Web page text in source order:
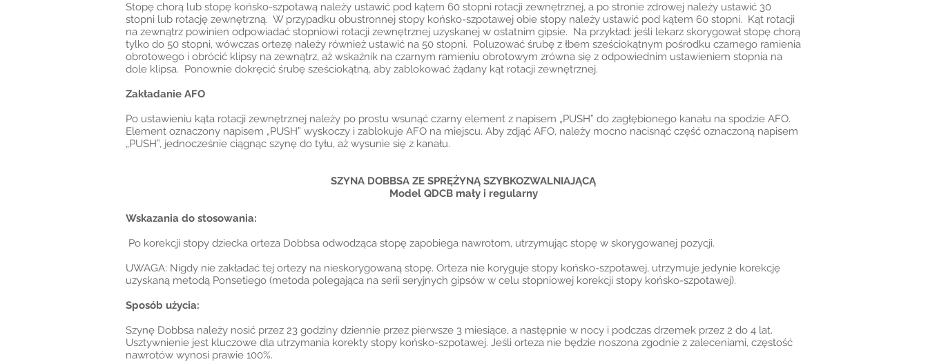
Stopę chorą lub stopę końsko-szpotawą należy ustawić pod kątem 60 stopni rotacji zewnętrznej, a po stronie zdrowej należy ustawić 30
stopni lub rotację zewnętrzną. W przypadku obustronnej stopy końsko-szpotawej obie stopy należy ustawić pod kątem 60 stopni. Kąt rotacji
na zewnątrz powinien odpowiadać stopniowi rotacji zewnętrznej uzyskanej w ostatnim gipsie. Na przykład: jeśli lekarz skorygował stopę chorą
tylko do 50 stopni, wówczas ortezę należy również ustawić na 50 stopni. Poluzować śrubę z łbem sześciokątnym pośrodku czarnego ramienia
obrotowego i obrócić klipsy na zewnątrz, aż wskaźnik na czarnym ramieniu obrotowym zrówna się z odpowiednim ustawieniem stopnia na
dole klipsa. Ponownie dokręcić śrubę sześciokątną, aby zablokować żądany kąt rotacji zewnętrznej.
Zakładanie AFO
Po ustawieniu kąta rotacji zewnętrznej należy po prostu wsunąć czarny element z napisem „PUSH” do zagłębionego kanału na spodzie AFO.
Element oznaczony napisem „PUSH” wyskoczy i zablokuje AFO na miejscu. Aby zdjąć AFO, należy mocno nacisnąć część oznaczoną napisem
„PUSH”, jednocześnie ciągnąc szynę do tyłu, aż wysunie się z kanału.
SZYNA DOBBSA ZE SPRĘŻYNĄ SZYBKOZWALNIAJĄCĄ
Model QDCB mały i regularny
Wskazania do stosowania:
Po korekcji stopy dziecka orteza Dobbsa odwodząca stopę zapobiega nawrotom, utrzymując stopę w skorygowanej pozycji.
UWAGA: Nigdy nie zakładać tej ortezy na nieskorygowaną stopę. Orteza nie koryguje stopy końsko-szpotawej, utrzymuje jedynie korekcję
uzyskaną metodą Ponsetiego (metoda polegająca na serii seryjnych gipsów w celu stopniowej korekcji stopy końsko-szpotawej).
Sposób użycia:
Szynę Dobbsa należy nosić przez 23 godziny dziennie przez pierwsze 3 miesiące, a następnie w nocy i podczas drzemek przez 2 do 4 lat.
Usztywnienie jest kluczowe dla utrzymania korekty stopy końsko-szpotawej. Jeśli orteza nie będzie noszona zgodnie z zaleceniami, częstość
nawrotów wynosi prawie 100%.